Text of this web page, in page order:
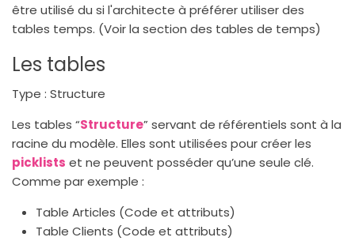
être utilisé du si l'architecte à préférer utiliser des
tables temps. (Voir la section des tables de temps)
Les tables
Type : Structure
Les tables “Structure” servant de référentiels sont à la
racine du modèle. Elles sont utilisées pour créer les
picklists et ne peuvent posséder qu’une seule clé.
Comme par exemple :
Table Articles (Code et attributs)
Table Clients (Code et attributs)